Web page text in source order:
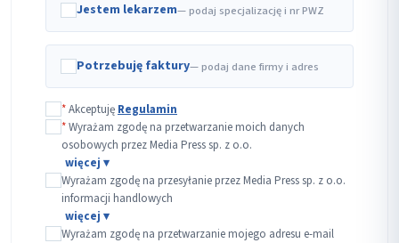
Jestem lekarzem— podaj specjalizację i nr PWZ
Potrzebuję faktury— podaj dane firmy i adres
*Akceptuję Regulamin
*Wyrażam zgodę na przetwarzanie moich danych
osobowych przez Media Press sp. z o.o.
Wyrażam zgodę na przesyłanie przez Media Press sp. z o.o.
informacji handlowych
Wyrażam zgodę na przetwarzanie mojego adresu e-mail